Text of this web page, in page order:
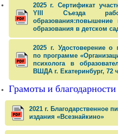
2025 г. Сертификат
YIII Съезда
образования:повышение
образования в детском
2025 г. Удостоверение
по программе
психолога в
ВШДА г. Екатеринбург, 72
Грамоты и благодарности
2021 г. Благодарственное
издания «Всезнайкино»